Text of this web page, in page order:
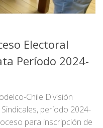
Electoral
Período 2024-
Chile División
período 2024-
para inscripción de